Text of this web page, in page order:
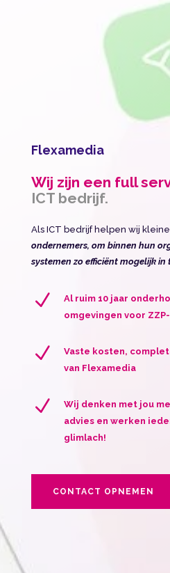
Flexamedia
Wij zijn een full
ICT bedrijf.
Als ICT bedrijf helpen wij kleine
ondernemers, om binnen hun
systemen zo efficiënt mogelijk in
N
Al ruim 10 jaar
omgevingen voor
N
Vaste kosten,
van Flexamedia
N
Wij denken met jou
advies en werken
glimlach!
CONTACT OPNEMEN